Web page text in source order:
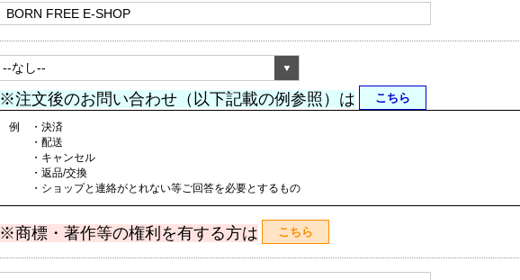
※注文後のお問い合わせ（以下記載の例参照）は こちら
例 ・決済
・配送
・キャンセル
・返品/交換
・ショップと連絡がとれない等ご回答を必要とするもの
※商標・著作等の権利を有する方は こちら